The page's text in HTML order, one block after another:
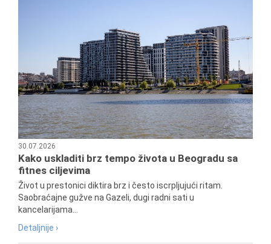
30.07.2026
Kako uskladiti brz tempo života u Beogradu sa
fitnes ciljevima
Život u prestonici diktira brz i često iscrpljujući ritam.
Saobraćajne gužve na Gazeli, dugi radni sati u
kancelarijama...
Detaljnije ›